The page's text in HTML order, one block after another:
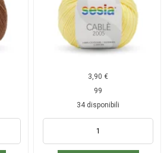
3,90€
99
34 disponibili